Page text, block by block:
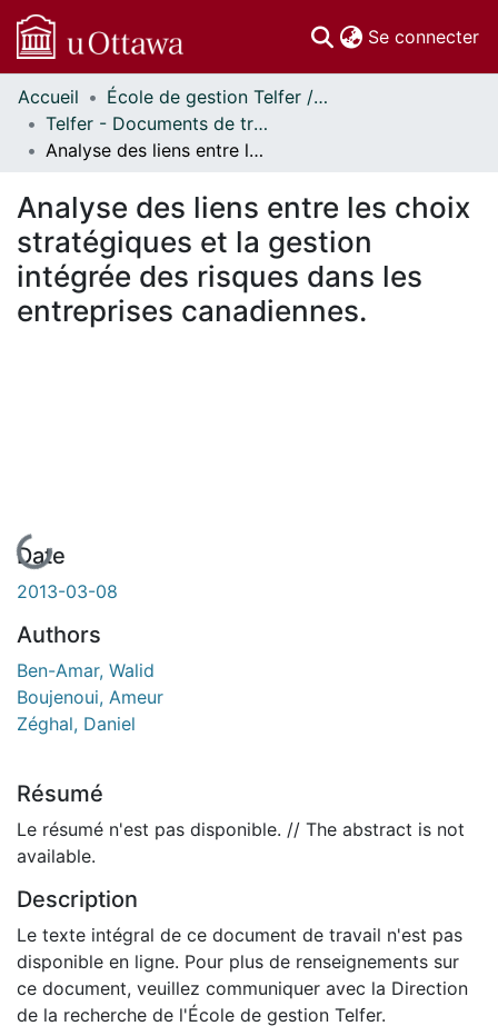
Se connecter
Communautés
et collections
Parcourir
À propos
Accueil
École de gestion Telfer // Telfer School of Management
Telfer - Documents de travail // Telfer - Working Papers
Analyse des liens entre les choix stratégiques et la gestion intégrée des risques dans les entreprises canadiennes.
Analyse des liens entre les choix
stratégiques et la gestion
intégrée des risques dans les
entreprises canadiennes.
En cours de chargement...
Date
2013-03-08
Authors
Ben-Amar, Walid
Boujenoui, Ameur
Zéghal, Daniel
Résumé
Le résumé n'est pas disponible. // The abstract is not
available.
Description
Le texte intégral de ce document de travail n'est pas
disponible en ligne. Pour plus de renseignements sur
ce document, veuillez communiquer avec la Direction
de la recherche de l'École de gestion Telfer.